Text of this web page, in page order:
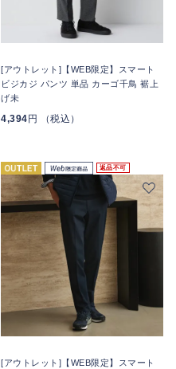
[アウトレット]【WEB限定】スマート
ビジカジ パンツ 単品 カーゴ千鳥 裾上
げ未
4,394円 （税込）
返品不可
[アウトレット]【WEB限定】スマート